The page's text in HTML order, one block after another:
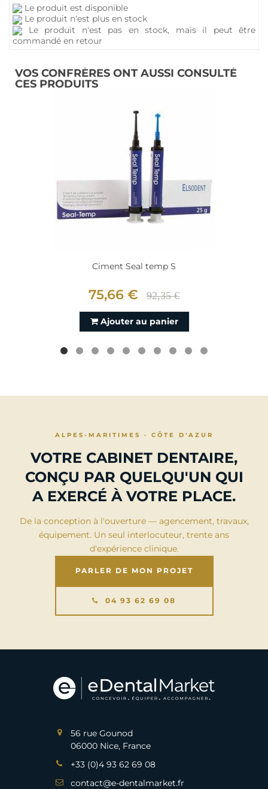
Le produit est disponible
Le produit n'est plus en stock
Le produit n'est pas en stock, mais il peut être
commandé en retour
VOS CONFRÈRES ONT AUSSI CONSULTÉ
CES PRODUITS
Ciment Seal temp S
75,66 € 92,35 €
Ajouter au panier
ALPES-MARITIMES · CÔTE D'AZUR
VOTRE CABINET DENTAIRE,
CONÇU PAR QUELQU'UN QUI
A EXERCÉ À VOTRE PLACE.
De la conception à l'ouverture — agencement, travaux,
équipement. Un seul interlocuteur, trente ans
d'expérience clinique.
PARLER DE MON PROJET
04 93 62 69 08
56 rue Gounod
06000 Nice, France
+33 (0)4 93 62 69 08
contact@e-dentalmarket.fr